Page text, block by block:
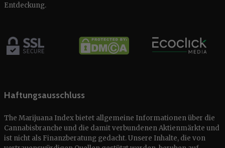
Entdeckung.
Haftungsausschluss
The Marijuana Index bietet allgemeine Informationen über die
Cannabisbranche und die damit verbundenen Aktienmärkte und
ist nicht als Finanzberatung gedacht. Unsere Inhalte, die von